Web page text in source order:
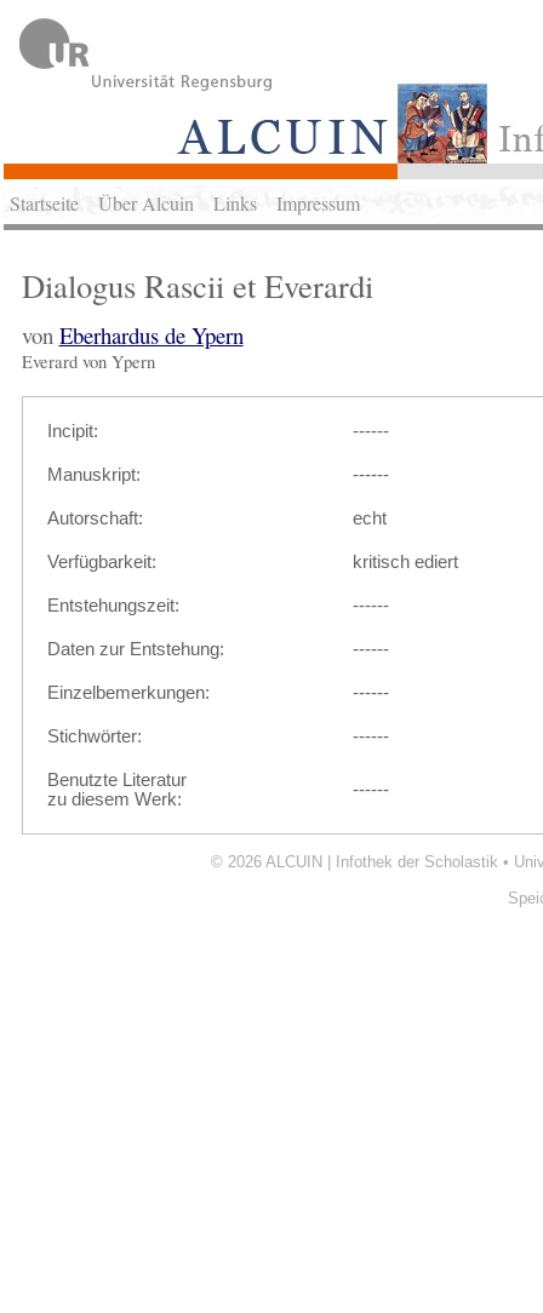
Startseite Über Alcuin Links Impressum
Dialogus Rascii et Everardi
von Eberhardus de Ypern
Everard von Ypern
Incipit: ------
Manuskript: ------
Autorschaft: echt
Verfügbarkeit: kritisch ediert
Entstehungszeit: ------
Daten zur Entstehung: ------
Einzelbemerkungen: ------
Stichwörter: ------
Benutzte Literatur
zu diesem Werk:
------
© 2026 ALCUIN | Infothek der Scholastik •